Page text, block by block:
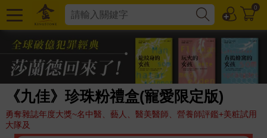
0
《九佳》珍珠粉禮盒(寵愛限定版)
勇奪雜誌年度大獎~名中醫、藝人、醫美醫師、營養師評鑑+美粧試用
大隊及